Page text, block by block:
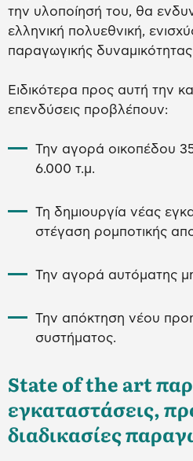
την υλοποίησή του, θα
ελληνική πολυεθνική,
παραγωγικής
Ειδικότερα προς αυτή την
επενδύσεις προβλέπουν:
Την αγορά οικοπέδου
6.000 τ.μ.
Τη δημιουργία νέας
στέγαση ρομποτικής
Την αγορά αυτόματης
Την απόκτηση νέου
συστήματος.
State of the art
εγκαταστάσεις,
διαδικασίες